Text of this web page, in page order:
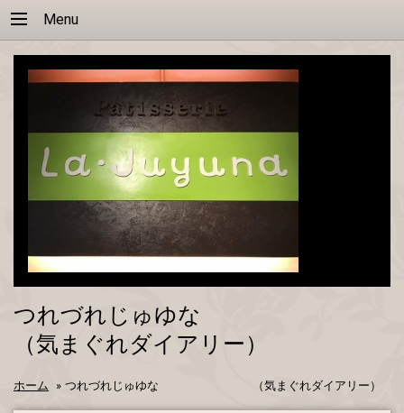
Menu
つれづれじゅゆな
（気まぐれダイアリー）
ホーム » つれづれじゅゆな （気まぐれダイアリー）